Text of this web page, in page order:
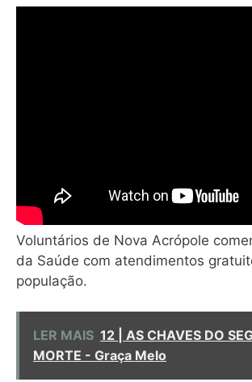
Voluntários de Nova Acrópole
da Saúde com atendimentos
população.
LER MAIS 12 | AS CHAVES DO
MORTE - Graça Melo